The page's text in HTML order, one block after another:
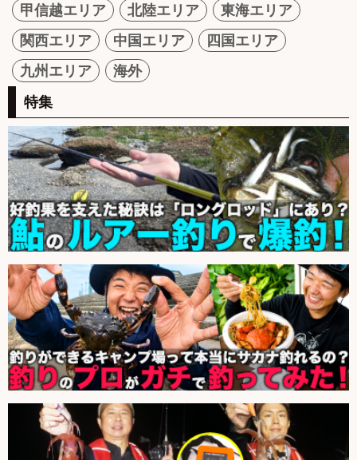
甲信越エリア
北陸エリア
東海エリア
関西エリア
中国エリア
四国エリア
九州エリア
海外
特集